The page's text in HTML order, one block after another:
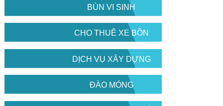
BÙN VI SINH
CHO THUÊ XE BỒN
DỊCH VỤ XÂY DỰNG
ĐÀO MÓNG